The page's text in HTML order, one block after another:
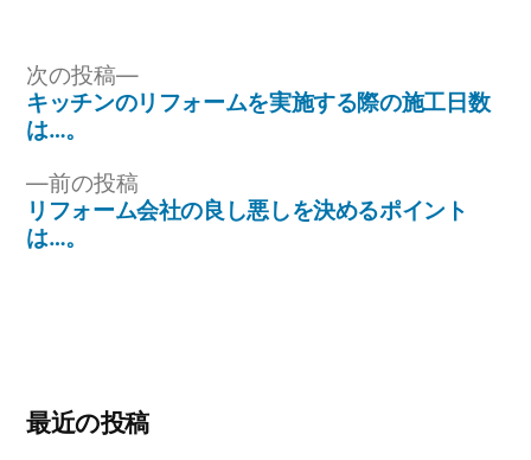
投
稿
ビ
ゲ
前の投稿
の
リフォーム会社の良し悪しを決めるポイント
は…。
次の投稿
次
の
キッチンのリフォームを実施する際の施工日数
は…。
最近の投稿